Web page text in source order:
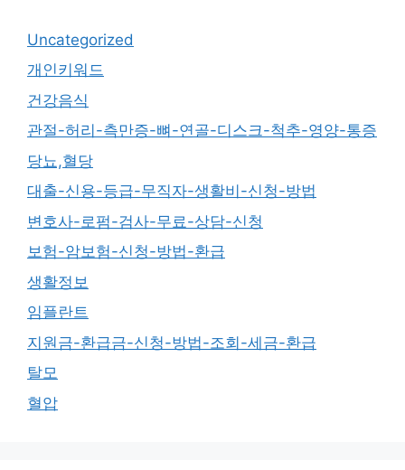
Uncategorized
개인키워드
건강음식
관절-허리-측만증-뼈-연골-디스크-척추-영양-통증
당뇨,혈당
대출-신용-등급-무직자-생활비-신청-방법
변호사-로펌-검사-무료-상담-신청
보험-암보험-신청-방법-환급
생활정보
임플란트
지원금-환급금-신청-방법-조회-세금-환급
탈모
혈압